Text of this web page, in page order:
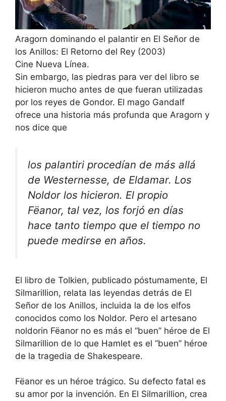
Aragorn dominando el palantir en El Señor de
los Anillos: El Retorno del Rey (2003)
Cine Nueva Línea.
Sin embargo, las piedras para ver del libro se
hicieron mucho antes de que fueran utilizadas
por los reyes de Gondor. El mago Gandalf
ofrece una historia más profunda que Aragorn y
nos dice que
los palantiri procedían de más allá
de Westernesse, de Eldamar. Los
Noldor los hicieron. El propio
Fëanor, tal vez, los forjó en días
hace tanto tiempo que el tiempo no
puede medirse en años.
El libro de Tolkien, publicado póstumamente, El
Silmarillion, relata las leyendas detrás de El
Señor de los Anillos, incluida la de los elfos
conocidos como los Noldor. Pero el artesano
noldorin Fëanor no es más el “buen” héroe de El
Silmarillion de lo que Hamlet es el “buen” héroe
de la tragedia de Shakespeare.
Fëanor es un héroe trágico. Su defecto fatal es
su amor por la invención. En El Silmarillion, crea